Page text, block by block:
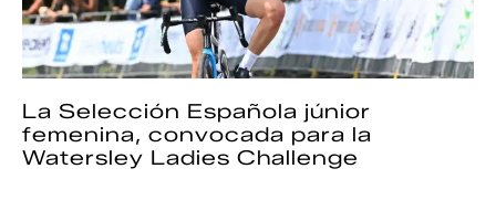
La Selección Española júnior
femenina, convocada para la
Watersley Ladies Challenge